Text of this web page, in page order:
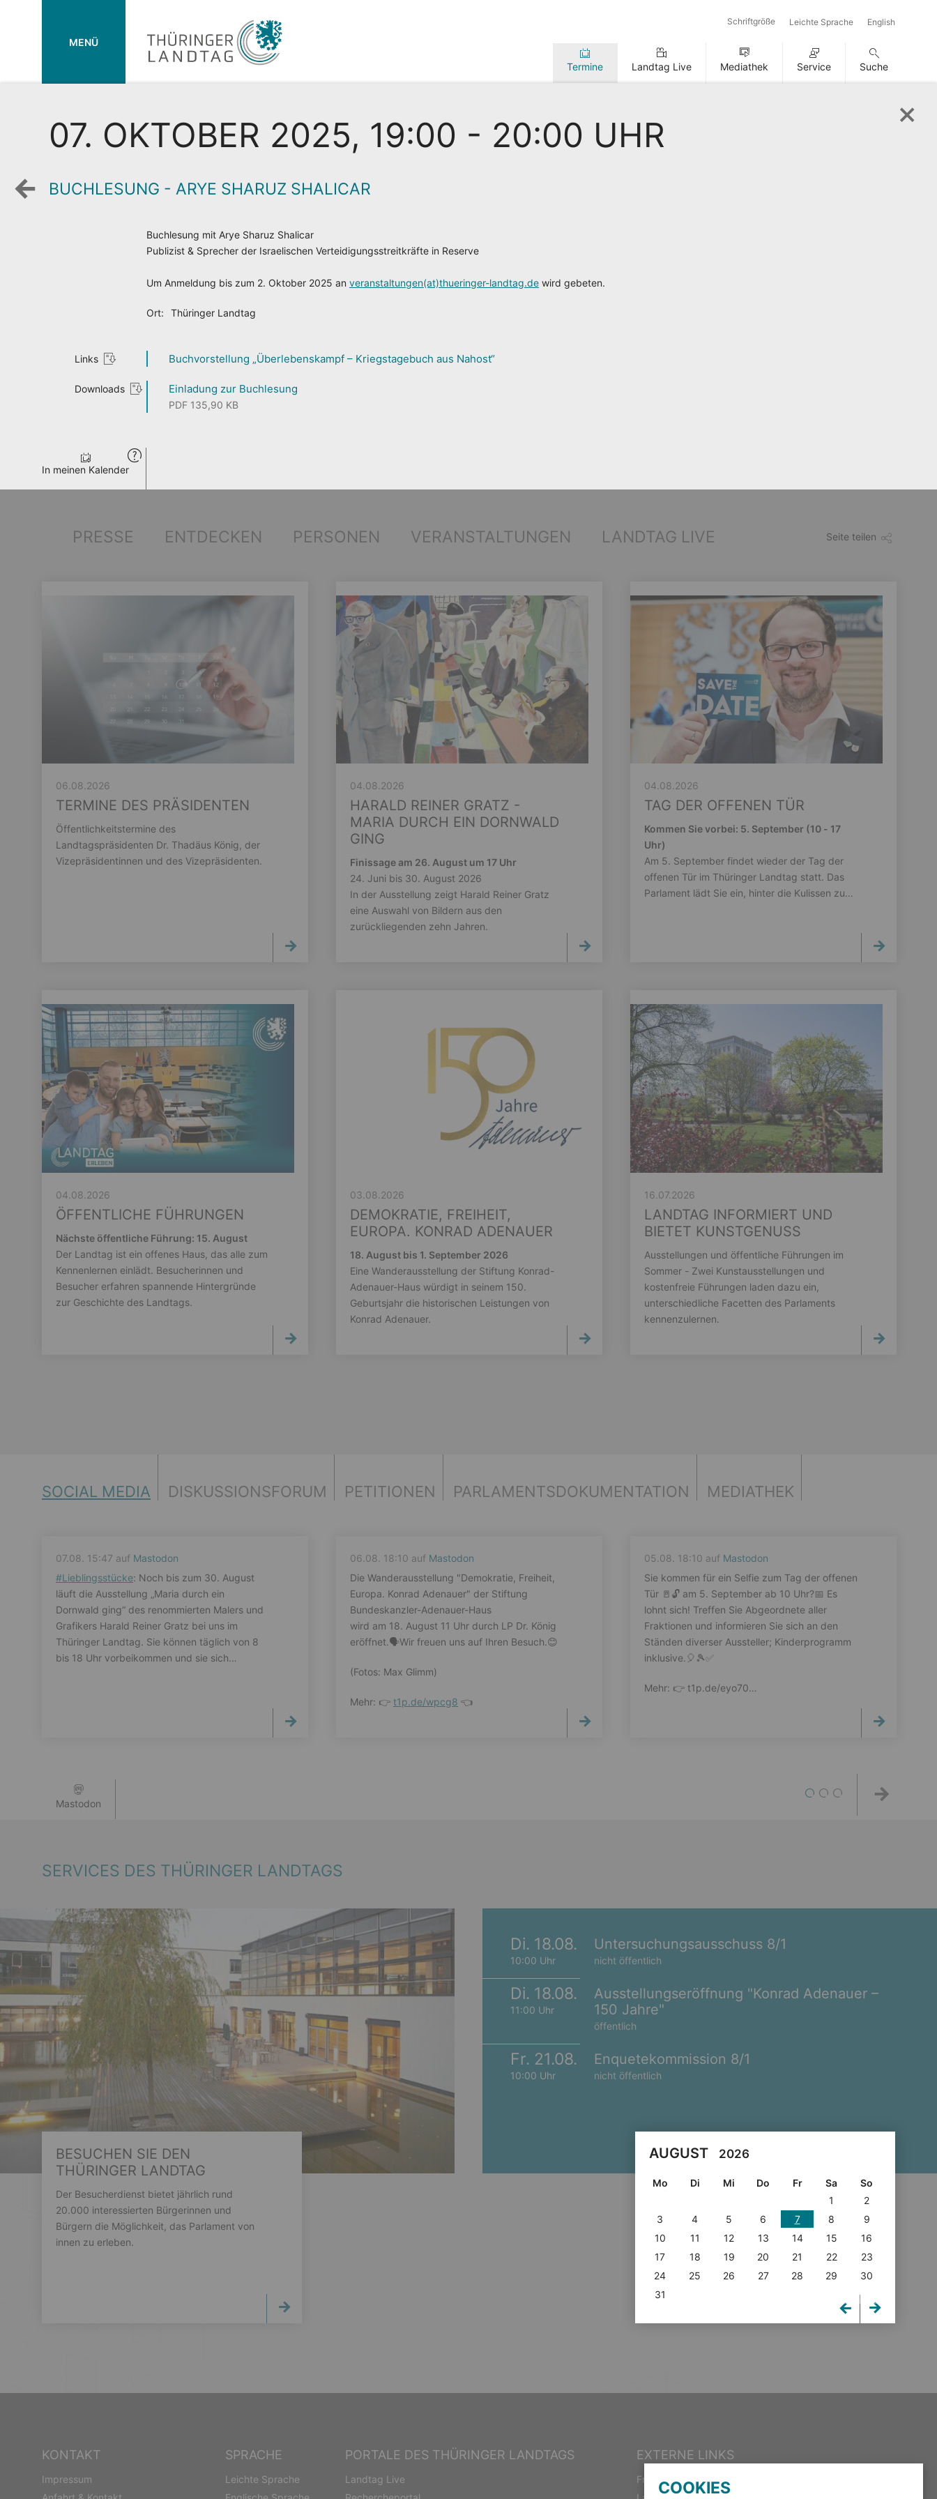
MENÜ
Schriftgröße Leichte Sprache English
Termine
Zurück
zur
07. OKTOBER 2025, 19:00 - 20:00 UHR
BUCHLESUNG - ARYE SHARUZ SHALICAR
Buchlesung mit Arye Sharuz Shalicar
Publizist & Sprecher der Israelischen Verteidigungsstreitkräfte in Reserve
Um Anmeldung bis zum 2. Oktober 2025 an veranstaltungen(at)thueringer-landtag.de wird gebeten.
Ort: Thüringer Landtag
Links Buchvorstellung „Überlebenskampf – Kriegstagebuch aus Nahost“
Downloads Einladung zur Buchlesung
PDF 135,90 KB
In meinen Kalender
Landtag Live Mediathek Service Suche
TAG DER
OFFENEN TÜR
Seite teilen
PRESSE ENTDECKEN PERSONEN VERANSTALTUNGEN LANDTAG LIVE
06.08.2026
TERMINE DES PRÄSIDENTEN
Öffentlichkeitstermine des
Landtagspräsidenten Dr. Thadäus König, der
Vizepräsidentinnen und des Vizepräsidenten.
04.08.2026
HARALD REINER GRATZ -
MARIA DURCH EIN DORNWALD
GING
Finissage am 26. August um 17 Uhr
24. Juni bis 30. August 2026
In der Ausstellung zeigt Harald Reiner Gratz
eine Auswahl von Bildern aus den
zurückliegenden zehn Jahren.
04.08.2026
TAG DER OFFENEN TÜR
Kommen Sie vorbei: 5. September (10 - 17
Uhr)
Am 5. September findet wieder der Tag der
offenen Tür im Thüringer Landtag statt. Das
Parlament lädt Sie ein, hinter die Kulissen zu
04.08.2026
ÖFFENTLICHE FÜHRUNGEN
Nächste öffentliche Führung: 15. August
Der Landtag ist ein offenes Haus, das alle zum
Kennenlernen einlädt. Besucherinnen und
Besucher erfahren spannende Hintergründe
zur Geschichte des Landtags.
03.08.2026
DEMOKRATIE, FREIHEIT,
EUROPA. KONRAD ADENAUER
18. August bis 1. September 2026
Eine Wanderausstellung der Stiftung Konrad-
Adenauer-Haus würdigt in seinem 150.
Geburtsjahr die historischen Leistungen von
Konrad Adenauer.
16.07.2026
LANDTAG INFORMIERT UND
BIETET KUNSTGENUSS
Ausstellungen und öffentliche Führungen im
Sommer - Zwei Kunstausstellungen und
kostenfreie Führungen laden dazu ein,
unterschiedliche Facetten des Parlaments
kennenzulernen.
SOCIAL MEDIA DISKUSSIONSFORUM PETITIONEN PARLAMENTS­DOKUMENTATION MEDIATHEK
07.08. 15:47 auf Mastodon
#Lieblingsstücke: Noch bis zum 30. August
läuft die Ausstellung „Maria durch ein
Dornwald ging“ des renommierten Malers und
Grafikers Harald Reiner Gratz bei uns im
Thüringer Landtag. Sie können täglich von 8
bis 18 Uhr vorbeikommen und sie sich…
06.08. 18:10 auf Mastodon
Die Wanderausstellung "Demokratie, Freiheit,
Europa. Konrad Adenauer" der Stiftung
Bundeskanzler-Adenauer-Haus
wird am 18. August 11 Uhr durch LP Dr. König
eröffnet.🗣️Wir freuen uns auf Ihren Besuch.😊
(Fotos: Max Glimm)
Mehr: 👉 t1p.de/wpcg8 👈
05.08. 18:10 auf Mastodon
Sie kommen für ein Selfie zum Tag der offenen
Tür 🚪🔓️ am 5. September ab 10 Uhr?📅 Es
lohnt sich! Treffen Sie Abgeordnete aller
Fraktionen und informieren Sie sich an den
Ständen diverser Aussteller; Kinderprogramm
inklusive.🎈🎾✅️
Mehr: 👉️ t1p.de/eyo70…
1 2
Mastodon
SERVICES DES THÜRINGER LANDTAGS
BESUCHEN SIE DEN
THÜRINGER LANDTAG
Der Besucherdienst bietet jährlich rund
20.000 interessierten Bürgerinnen und
Bürgern die Möglichkeit, das Parlament von
innen zu erleben.
Di. 18.08.
10:00 Uhr
Untersuchungsausschuss 8/1
nicht öffentlich
Di. 18.08.
11:00 Uhr
Ausstellungseröffnung "Konrad Adenauer –
150 Jahre"
öffentlich
Fr. 21.08.
10:00 Uhr
Enquetekommission 8/1
nicht öffentlich
AUGUST 2026
Mo Di Mi Do Fr Sa
So
1
2
3
4 5 6 7 8
9
10
11 12 13 14 15
16
17
18 19 20 21 22
23
24
25 26 27 28 29
30
31
KONTAKT
Impressum
SPRACHE
Leichte Sprache
PORTALE DES THÜRINGER LANDTAGS
Landtag Live
EXTERNE LINKS
Freistaat Thüringen
COOKIES